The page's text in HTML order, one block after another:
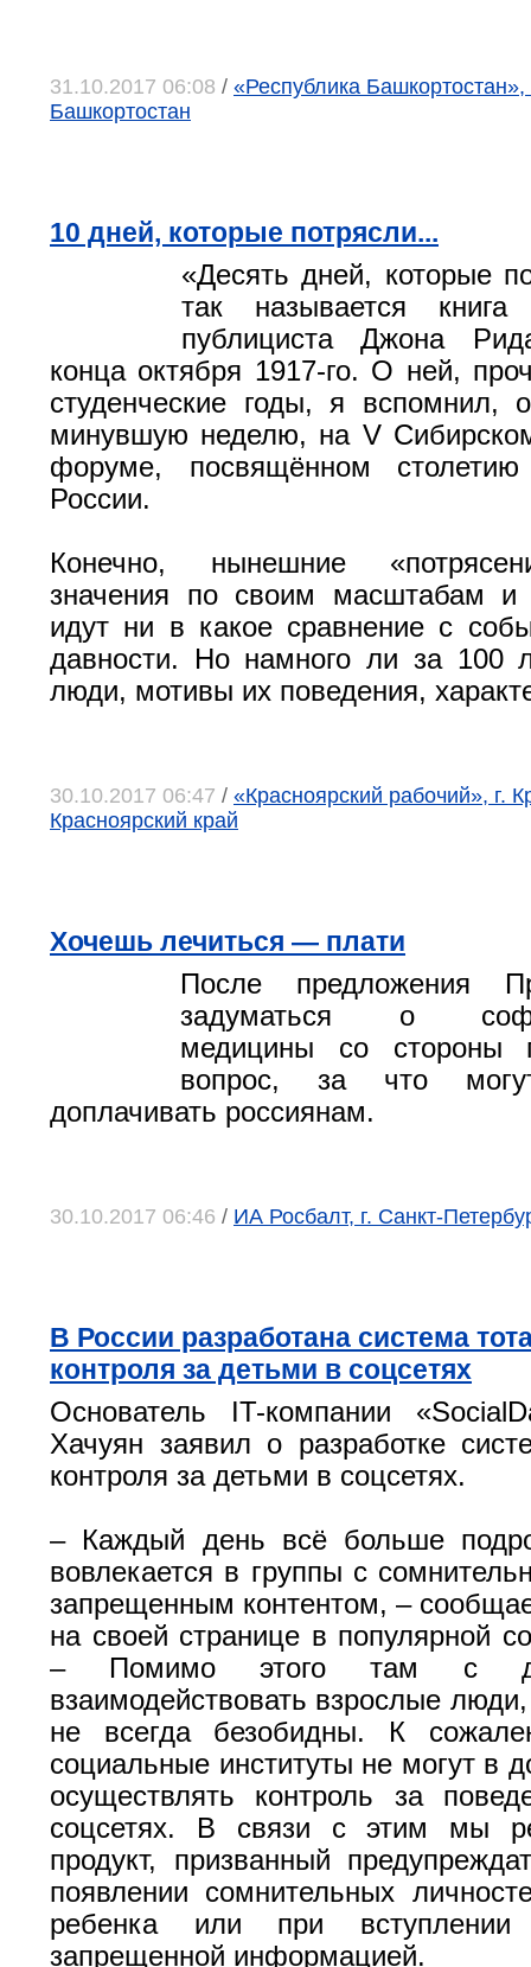
31.10.2017 06:08 / «Республика
Башкортостан
10 дней, которые потрясли...
«Десять дней, которые
так называется книга
публициста Джона
конца октября 1917-го. О ней,
студенческие годы, я вспомнил,
минувшую неделю, на V
форуме, посвящённом
России.
Конечно, нынешние
значения по своим масштабам и
идут ни в какое сравнение с
давности. Но намного ли за 100
люди, мотивы их поведения,
30.10.2017 06:47 / «Красноярский рабочий», г.
Красноярский край
Хочешь лечиться — плати
После предложения
задуматься о
медицины со стороны
вопрос, за что
доплачивать россиянам.
30.10.2017 06:46 / ИА Росбалт, г. Санкт-
В России разработана система
контроля за детьми в соцсетях
Основатель IT-компании
Хачуян заявил о разработке
контроля за детьми в соцсетях.
– Каждый день всё больше
вовлекается в группы с
запрещенным контентом, –
на своей странице в популярной
– Помимо этого там с
взаимодействовать взрослые
не всегда безобидны. К
социальные институты не могут в
осуществлять контроль за
соцсетях. В связи с этим мы
продукт, призванный
появлении сомнительных
ребенка или при
запрещенной информацией.